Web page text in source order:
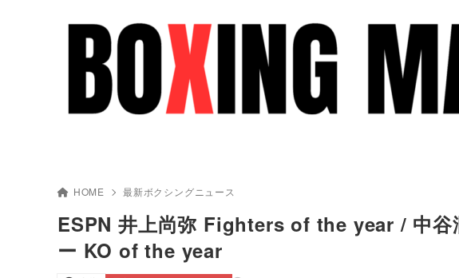
HOME 最新ボクシングニュース
ESPN 井上尚弥 Fighters of the year / 中谷
ー KO of the year